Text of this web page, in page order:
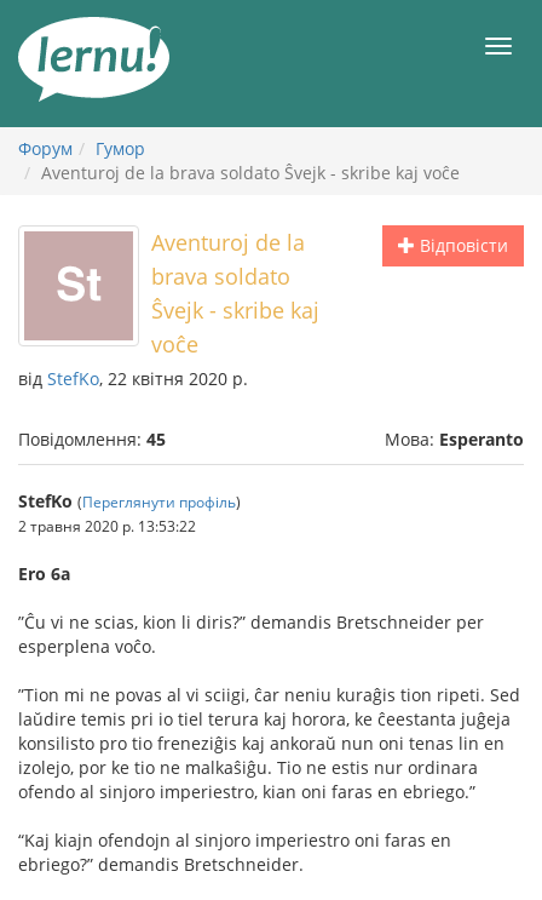
змісту
Форум
Гумор
Aventuroj de la brava soldato Ŝvejk - skribe kaj voĉe
Відповісти
Aventuroj de la
brava soldato
Ŝvejk - skribe kaj
voĉe
від StefKo, 22 квітня 2020 р.
Повідомлення: 45 Мова: Esperanto
StefKo (Переглянути профіль)
2 травня 2020 р. 13:53:22
Ero 6a
”Ĉu vi ne scias, kion li diris?” demandis Bretschneider per
esperplena voĉo.
”Tion mi ne povas al vi sciigi, ĉar neniu kuraĝis tion ripeti. Sed
laŭdire temis pri io tiel terura kaj horora, ke ĉeestanta juĝeja
konsilisto pro tio freneziĝis kaj ankoraŭ nun oni tenas lin en
izolejo, por ke tio ne malkaŝiĝu. Tio ne estis nur ordinara
ofendo al sinjoro imperiestro, kian oni faras en ebriego.”
“Kaj kiajn ofendojn al sinjoro imperiestro oni faras en
ebriego?” demandis Bretschneider.